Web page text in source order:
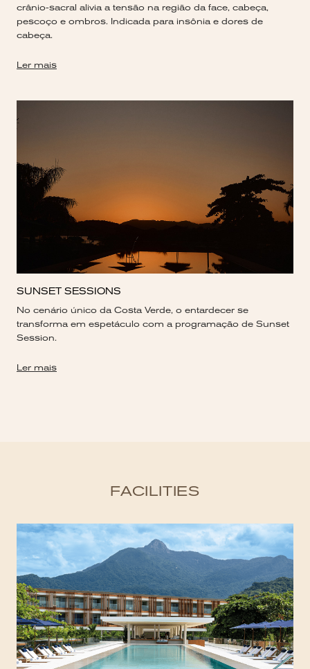
crânio-sacral alivia a tensão na região da face, cabeça,
pescoço e ombros. Indicada para insônia e dores de
cabeça.
Ler mais
SUNSET SESSIONS
No cenário único da Costa Verde, o entardecer se
transforma em espetáculo com a programação de Sunset
Session.
Ler mais
FACILITIES